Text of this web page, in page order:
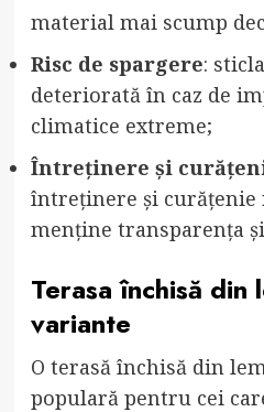
material mai scump
Risc de spargere:
deteriorată în caz de
climatice extreme;
Întreținere și
întreținere și curățenie
menține transparența
Terasa închisă din
variante
O terasă închisă din
populară pentru cei